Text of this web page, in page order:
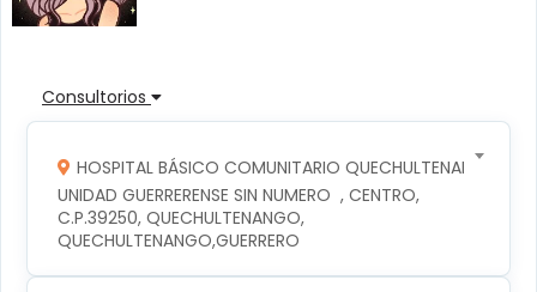
Consultorios
HOSPITAL BÁSICO COMUNITARIO QUECHULTENANGO
UNIDAD GUERRERENSE SIN NUMERO  , CENTRO,
C.P.39250, QUECHULTENANGO,
QUECHULTENANGO,GUERRERO